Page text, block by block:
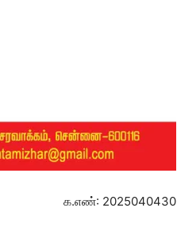
க.எண்: 2025040430